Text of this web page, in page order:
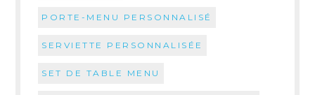
PORTE-MENU PERSONNALISÉ
SERVIETTE PERSONNALISÉE
SET DE TABLE MENU